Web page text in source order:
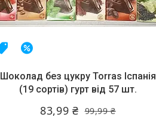
Топ продаж
Шоколад без цукру Torras Іспанія
(19 сортів) гурт від 57 шт.
99,99 ₴
83,99 ₴